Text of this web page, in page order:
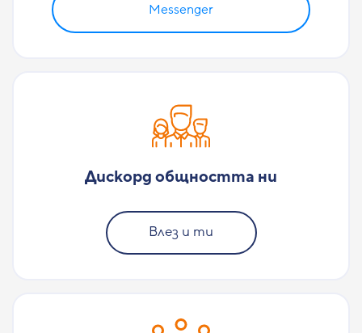
Messenger
Дискорд общността ни
Влез и ти